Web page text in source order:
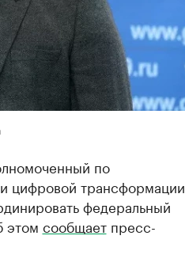
по
цифровой трансформации.
федеральный
этом сообщаетпресс-